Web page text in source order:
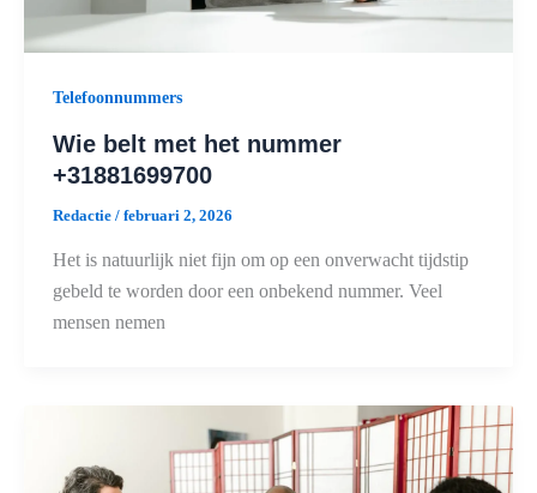
Telefoonnummers
Wie belt met het nummer
+31881699700
Redactie / februari 2, 2026
Het is natuurlijk niet fijn om op een onverwacht tijdstip
gebeld te worden door een onbekend nummer. Veel
mensen nemen